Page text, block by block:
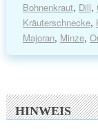
Bohnenkraut, Dill,
Kräuterschnecke,
Majoran, Minze,
HINWEIS